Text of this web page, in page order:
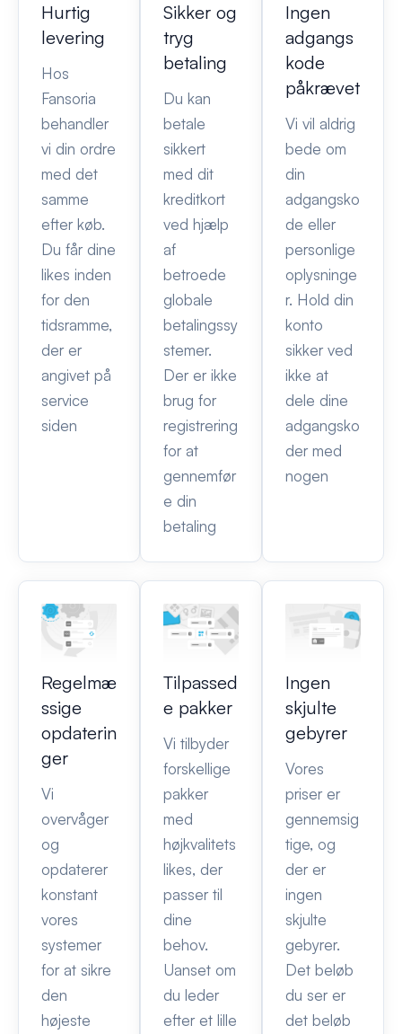
Hurtig
levering
Hos
Fansoria
behandler
vi din ordre
med det
samme
efter køb.
Du får dine
likes inden
for den
tidsramme,
der er
angivet på
service
siden
Sikker og
tryg
betaling
Du kan
betale
sikkert
med dit
kreditkort
ved hjælp
af
betroede
globale
betalingssy
stemer.
Der er ikke
brug for
registrering
for at
gennemfør
e din
betaling
Ingen
adgangs
kode
påkrævet
Vi vil aldrig
bede om
din
adgangsko
de eller
personlige
oplysninge
r. Hold din
konto
sikker ved
ikke at
dele dine
adgangsko
der med
nogen
Regelmæ
ssige
opdaterin
ger
Vi
overvåger
og
opdaterer
konstant
vores
systemer
for at sikre
den
højeste
Tilpassed
e pakker
Vi tilbyder
forskellige
pakker
med
højkvalitets
likes, der
passer til
dine
behov.
Uanset om
du leder
efter et lille
Ingen
skjulte
gebyrer
Vores
priser er
gennemsig
tige, og
der er
ingen
skjulte
gebyrer.
Det beløb
du ser er
det beløb